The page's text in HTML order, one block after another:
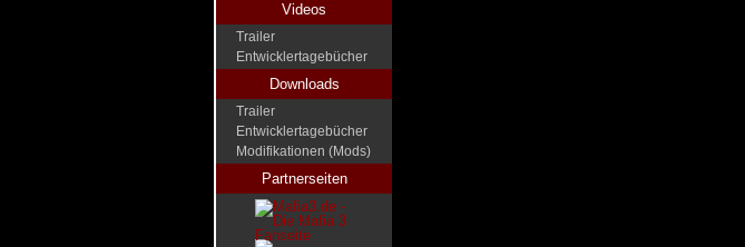
Videos
Trailer
Entwicklertagebücher
Downloads
Trailer
Entwicklertagebücher
Modifikationen (Mods)
Partnerseiten